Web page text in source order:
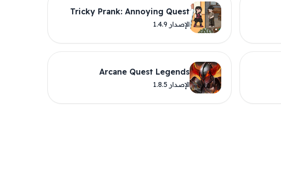
Tricky Prank: Annoying Quest
الإصدار 1.4.9
Arcane Quest Legends
الإصدار 1.8.5